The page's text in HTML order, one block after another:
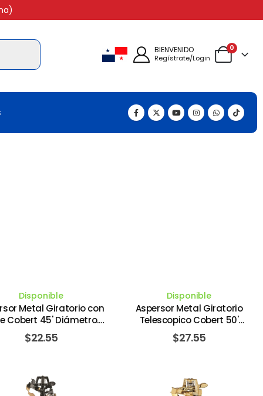
BIENVENIDO
Regístrate/Login
0
Disponible
Metal Giratorio con
Cobert 45' Diámetro.
SELECT
$22.55
Disponible
Aspersor Metal Giratorio
Telescopico Cobert 50'
Diámetro. LANDSCAPERS
SELECT
$27.55